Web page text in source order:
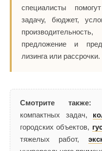
специалисты
задачу, бюджет,
предложение и
лизинга или рассрочки.
Смотрите также:
компактных задач,
городских объектов,
тяжелых работ,